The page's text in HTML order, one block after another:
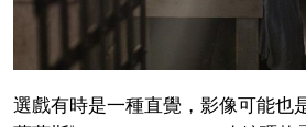
選戲有時是一種直覺，影像可能也